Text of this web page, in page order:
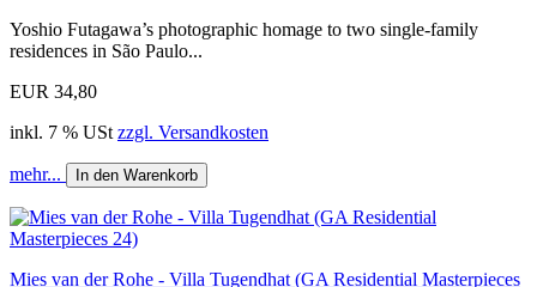
Yoshio Futagawa’s photographic homage to two single-family
residences in São Paulo...
EUR 34,80
inkl. 7 % USt zzgl. Versandkosten
mehr... In den Warenkorb
Mies van der Rohe - Villa Tugendhat (GA Residential Masterpieces